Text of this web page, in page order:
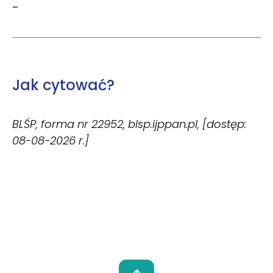
–
Jak cytować?
BLŚP, forma nr 22952, blsp.ijppan.pl, [dostęp:
08-08-2026 r.]